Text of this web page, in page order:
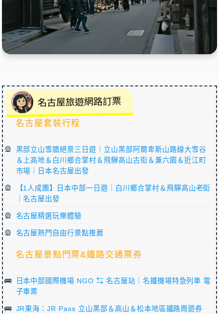
名古屋旅遊網路訂票
名古屋套裝行程
黑部立山雪牆絕景三日遊｜立山黑部阿爾卑斯山路線大雪谷
＆上高地＆白川鄉合掌村＆飛騨高山古街＆兼六園＆近江町
市場｜日本名古屋出發
【1人成團】日本中部一日遊｜白川鄉合掌村＆飛驒高山老街
｜名古屋出發
名古屋精選玩樂體驗
名古屋熱門自由行景點推薦
名古屋景點門票&鐵路交通票券
日本中部國際機場 NGO ⇆ 名古屋站｜名鐵機場特急列車 電
子車票
JR東海：JR Pass 立山黑部＆高山＆松本地區鐵路周遊券